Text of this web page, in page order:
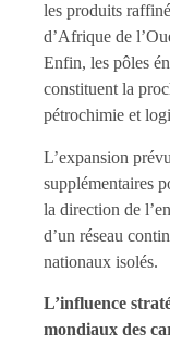
les produits
d’Afrique de
Enfin, les pôles
constituent la
pétrochimie et
L’expansion
supplémentaires
la direction de
d’un réseau
nationaux isolés.
L’influence
mondiaux des